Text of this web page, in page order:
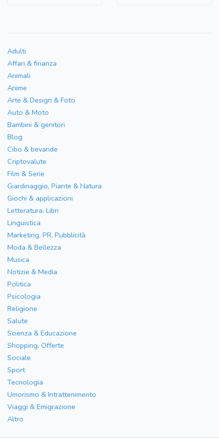
Adulti
Affari & finanza
Animali
Anime
Arte & Design & Foto
Auto & Moto
Bambini & genitori
Blog
Cibo & bevande
Criptovalute
Film & Serie
Giardinaggio, Piante & Natura
Giochi & applicazioni
Letteratura, Libri
Linguistica
Marketing, PR, Pubblicità
Moda & Bellezza
Musica
Notizie & Media
Politica
Psicologia
Religione
Salute
Scienza & Educazione
Shopping, Offerte
Sociale
Sport
Tecnologia
Umorismo & Intrattenimento
Viaggi & Emigrazione
Altro